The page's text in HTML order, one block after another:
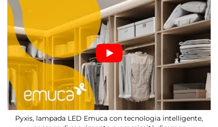
Pyxis, lampada LED Emuca con tecnologia intelligente,